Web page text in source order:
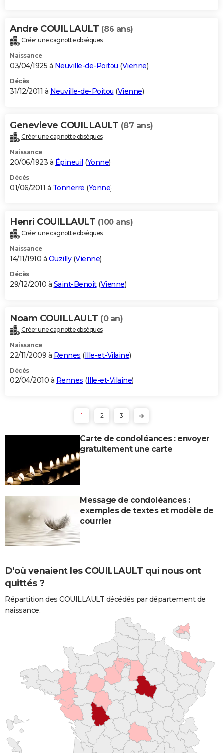
Andre COUILLAULT (86 ans)
Créer une cagnotte obsèques
Naissance
03/04/1925 à Neuville-de-Poitou (Vienne)
Décès
31/12/2011 à Neuville-de-Poitou (Vienne)
Genevieve COUILLAULT (87 ans)
Créer une cagnotte obsèques
Naissance
20/06/1923 à Épineuil (Yonne)
Décès
01/06/2011 à Tonnerre (Yonne)
Henri COUILLAULT (100 ans)
Créer une cagnotte obsèques
Naissance
14/11/1910 à Ouzilly(Vienne)
Décès
29/12/2010 à Saint-Benoît(Vienne)
Noam COUILLAULT (0 an)
Créer une cagnotte obsèques
Naissance
22/11/2009 à Rennes (Ille-et-Vilaine)
Décès
02/04/2010 à Rennes (Ille-et-Vilaine)
1 2 3
Carte de condoléances : envoyer
gratuitement une carte
Message de condoléances :
exemples de textes et modèle de
courrier
D'où venaient les COUILLAULT qui nous ont
quittés ?
Répartition des COUILLAULT décédés par département de
naissance.